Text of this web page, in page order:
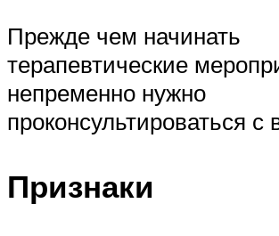
Прежде чем начинать
терапевтические
непременно нужно
проконсультироваться с
Признаки